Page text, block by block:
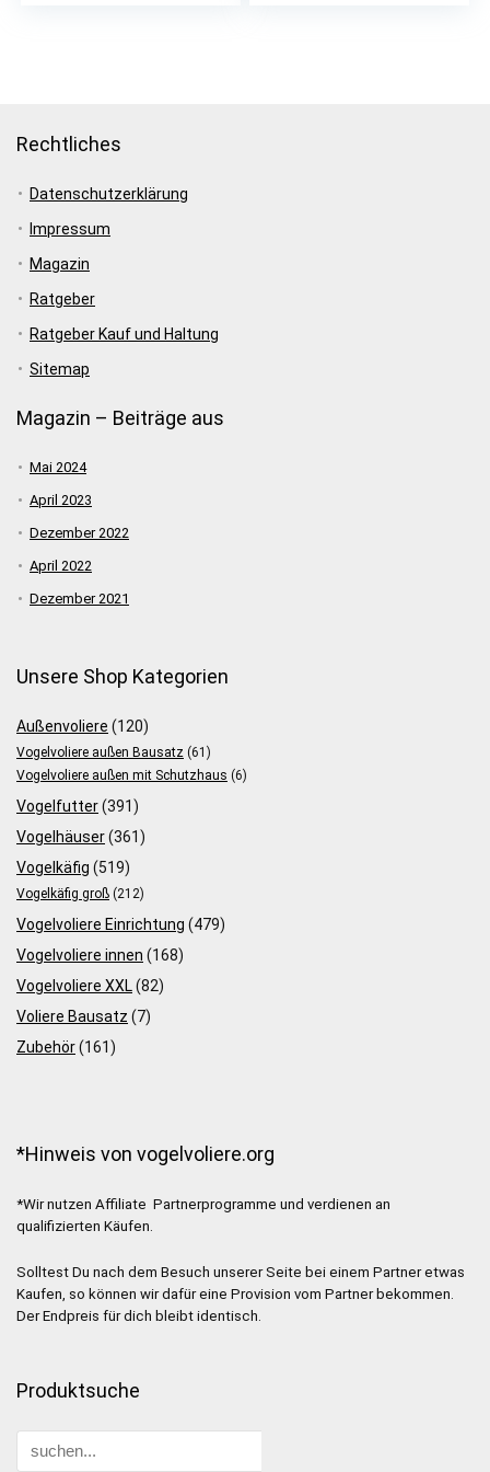
Rechtliches
Datenschutzerklärung
Impressum
Magazin
Ratgeber
Ratgeber Kauf und Haltung
Sitemap
Magazin – Beiträge aus
Mai 2024
April 2023
Dezember 2022
April 2022
Dezember 2021
Unsere Shop Kategorien
Außenvoliere (120)
Vogelvoliere außen Bausatz (61)
Vogelvoliere außen mit Schutzhaus (6)
Vogelfutter(391)
Vogelhäuser(361)
Vogelkäfig (519)
Vogelkäfig groß (212)
Vogelvoliere Einrichtung (479)
Vogelvoliere innen (168)
Vogelvoliere XXL(82)
Voliere Bausatz (7)
Zubehör(161)
*Hinweis von vogelvoliere.org
*Wir nutzen Affiliate Partnerprogramme und verdienen an
qualifizierten Käufen.
Solltest Du nach dem Besuch unserer Seite bei einem Partner etwas
Kaufen, so können wir dafür eine Provision vom Partner bekommen.
Der Endpreis für dich bleibt identisch.
Produktsuche